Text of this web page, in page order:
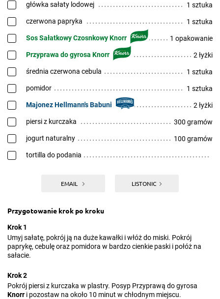
główka sałaty lodowej 1 sztuka
czerwona papryka 1 sztuka
Sos Sałatkowy Czosnkowy Knorr 1 opakowanie
Przyprawa do gyrosa Knorr 2 łyżki
średnia czerwona cebula 1 sztuka
pomidor 1 sztuka
Majonez Hellmann's Babuni 2 łyżki
piersi z kurczaka 300 gramów
jogurt naturalny 100 gramów
tortilla do podania
EMAIL LISTONIC
Przygotowanie krok po kroku
Krok 1
Umyj sałatę, pokrój ją na duże kawałki i włóż do miski. Pokrój
paprykę, cebulę oraz pomidora w bardzo cienkie paski i połóż na
sałacie.
Krok 2
Pokrój piersi z kurczaka w plastry. Posyp Przyprawą do gyrosa
Knorr i pozostaw na około 10 minut w chłodnym miejscu.